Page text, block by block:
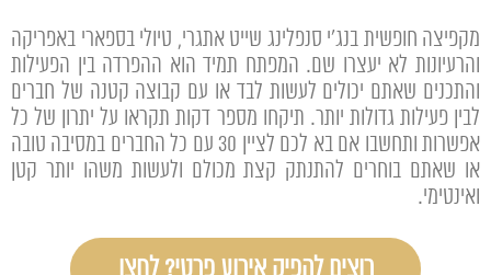
מקפיצה חופשית בנג'י סנפלינג שייט אתגרי, טיולי בספארי באפריקה
והרעיונות לא יעצרו שם. המפתח תמיד הוא ההפרדה בין הפעילות
והתכנים שאתם יכולים לעשות לבד או עם קבוצה קטנה של חברים
לבין פעילות גדולות יותר. תיקחו מספר דקות תקראו על יתרון של כל
אפשרות ותחשבו אם בא לכם לציין 30 עם כל החברים במסיבה טובה
או שאתם בוחרים להתנתק קצת מכולם ולעשות משהו יותר קטן
ואינטימי.